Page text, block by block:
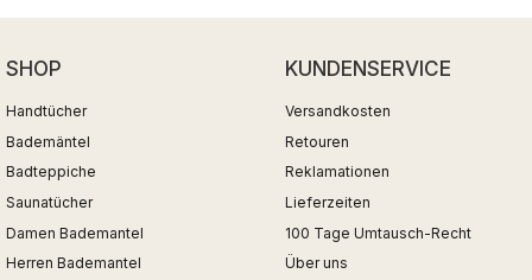
SHOP
Handtücher
Bademäntel
Badteppiche
Saunatücher
Damen Bademantel
Herren Bademantel
KUNDENSERVICE
Versandkosten
Retouren
Reklamationen
Lieferzeiten
100 Tage Umtausch-Recht
Über uns